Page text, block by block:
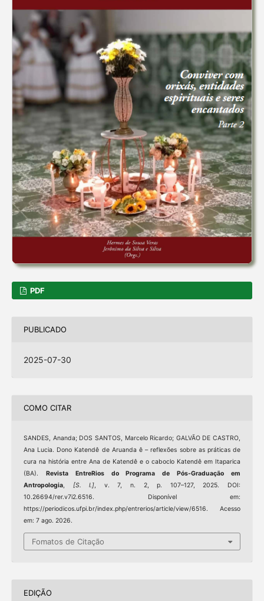
PDF
PUBLICADO
2025-07-30
COMO CITAR
SANDES, Ananda; DOS SANTOS, Marcelo Ricardo; GALVÃO DE CASTRO,
Ana Lucia. Dono Katendê de Aruanda ê – reflexões sobre as práticas de
cura na história entre Ana de Katendê e o caboclo Katendê em Itaparica
(BA). Revista EntreRios do Programa de Pós-Graduação em
Antropologia, [S. l.] , v. 7, n. 2, p. 107–127, 2025. DOI:
10.26694/rer.v7i2.6516. Disponível em:
https://periodicos.ufpi.br/index.php/entrerios/article/view/6516. Acesso
em: 7 ago. 2026.
Fomatos de Citação
EDIÇÃO